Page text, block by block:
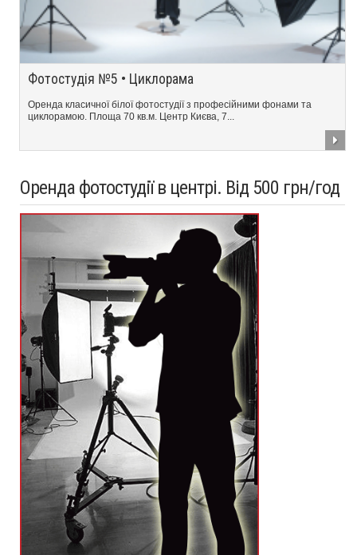
Фотостудія №5 • Циклорама
Оренда класичної білої фотостудії з професійними фонами та
циклорамою. Площа 70 кв.м. Центр Києва, 7...
Оренда фотостудії в центрі. Від 500 грн/год